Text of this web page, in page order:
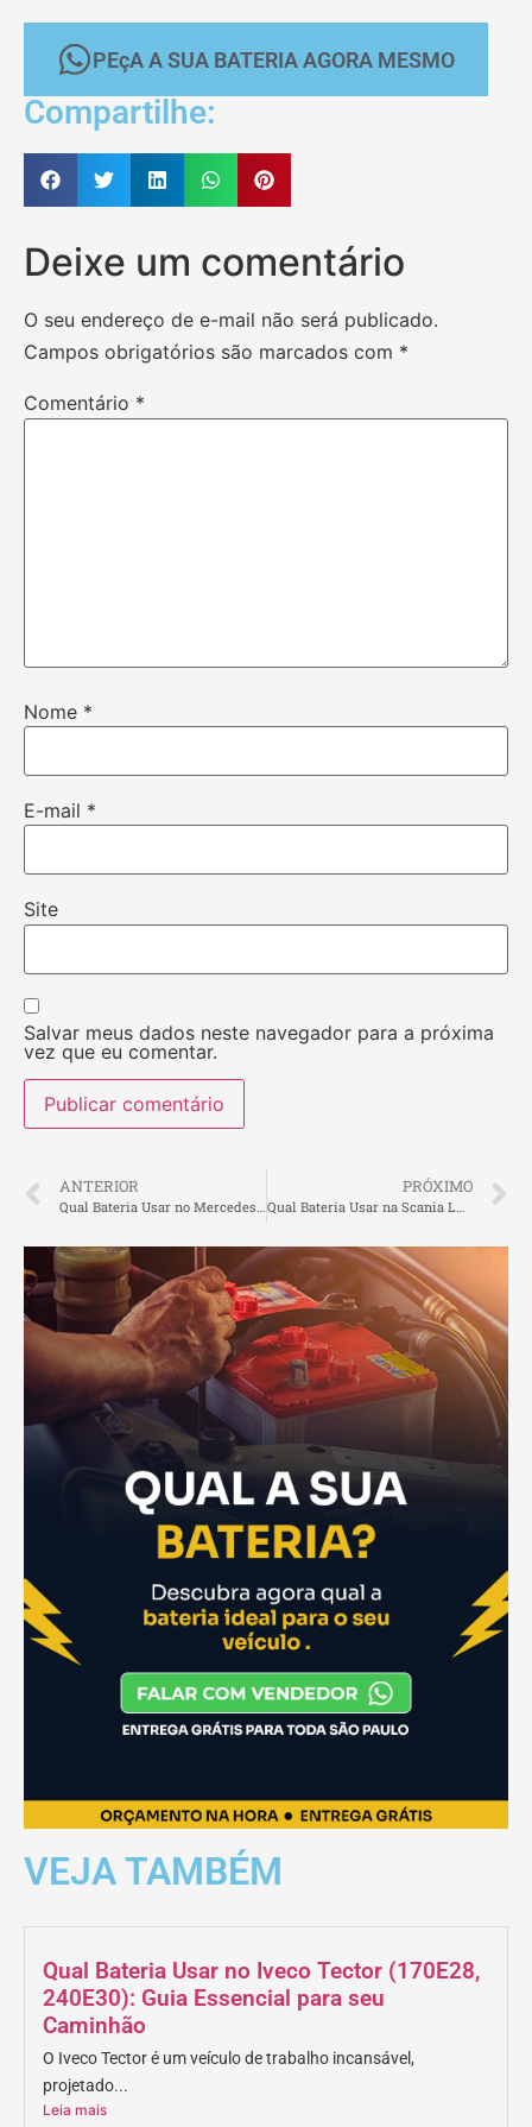
PEçA A SUA BATERIA AGORA MESMO
Compartilhe:
Deixe um comentário
O seu endereço de e-mail não será publicado.
Campos obrigatórios são marcados com *
Comentário *
Nome *
E-mail *
Site
Salvar meus dados neste navegador para a próxima
vez que eu comentar.
ANTERIOR
Qual Bateria Usar no Mercedes-Benz L-1113: Guia Essencial para seu Caminhão Clássico
PRÓXIMO
Qual Bateria Usar na Scania LK / T-series: Guia Essencial para seu Caminhão Clássico
VEJA TAMBÉM
Qual Bateria Usar no Iveco Tector (170E28,
240E30): Guia Essencial para seu
Caminhão
O Iveco Tector é um veículo de trabalho incansável,
projetado...
Leia mais